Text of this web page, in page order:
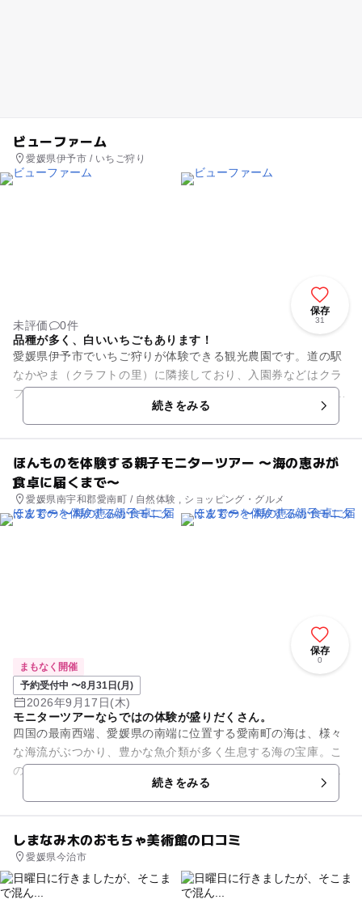
ビューファーム
愛媛県伊予市 / いちご狩り
保存
31
未評価
0件
品種が多く、白いいちごもあります！
愛媛県伊予市でいちご狩りが体験できる観光農園です。道の駅
なかやま（クラフトの里）に隣接しており、入園券などはクラ
フトの里でお買い求めいただいて、体験できます。 鉄骨ハウス
続きをみる
ほんものを体験する親子モニターツアー 〜海の恵みが
食卓に届くまで〜
愛媛県南宇和郡愛南町 / 自然体験 , ショッピング・グルメ
保存
0
まもなく開催
予約受付中 〜8月31日(月)
2026年9月17日(木)
モニターツアーならではの体験が盛りだくさん。
四国の最南西端、愛媛県の南端に位置する愛南町の海は、様々
な海流がぶつかり、豊かな魚介類が多く生息する海の宝庫。こ
のツアーでは、水産業の最前線に足を踏み入れる、水産市場見
学や競り体験をはじめ、無人...続きをみる
しまなみ木のおもちゃ美術館の口コミ
愛媛県今治市